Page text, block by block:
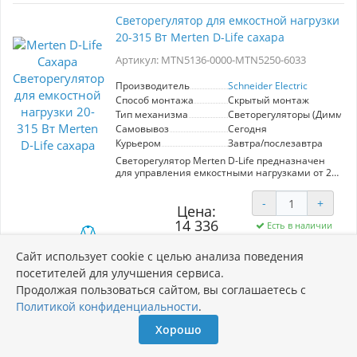
включая LED и галогенные, что дает
возможность выбора оптимального
освещения. Высокое качество материалов
эксплуатации.
Светорегулятор для емкостной нагрузки
20-315 Вт Merten D-Life сахара
Артикул: MTN5136-0000-MTN5250-6033
Производитель
Schneider Electric
Способ монтажа
Скрытый монтаж
Тип механизма
Светорегуляторы
Самовывоз
Сегодня
Курьером
Завтра/послезавтра
Светорегулятор Merten D-Life предназначен
для управления емкостными нагрузками от 20
регулирование яркости света, что позволяет
создать комфортную атмосферу в любом
помещении. Элегантный дизайн в цвете
сахара гармонично вписывается в
совместимо с различными источниками света,
включая светодиоды, что обеспечивает его
универсальность. Простота установки и
настройки делает его идеальным выбором для
пользователей, которые ценят качество и
надежность. Merten D-Life — это отличный
способ повысить функциональность вашего
освещения.
Цена:
14 336
18 637 руб.
- +
Есть в наличии
В корзину
Розетка HDMI Merten D-Life сахара
Артикул: MTN4583-0000-MTN4250-6033
Сайт использует cookie с целью анализа поведения
посетителей для улучшения сервиса.
Продолжая пользоваться сайтом, вы соглашаетесь с
Политикой конфиденциальности.
Хорошо